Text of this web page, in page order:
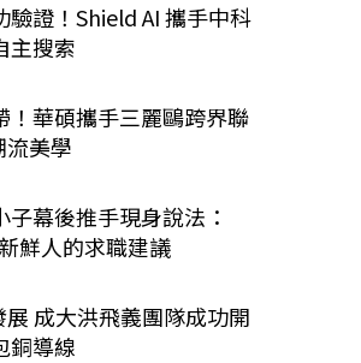
驗證！Shield AI 攜手中科
主搜索
！華碩攜手三麗鷗跨界聯
流美學
幕後推手現身說法：
鮮人的求職建議
成大洪飛義團隊成功開
銅導線